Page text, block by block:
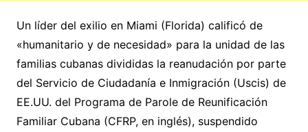
Un líder del exilio en Miami (Florida) calificó de
«humanitario y de necesidad» para la unidad de las
familias cubanas divididas la reanudación por parte
del Servicio de Ciudadanía e Inmigración (Uscis) de
EE.UU. del Programa de Parole de Reunificación
Familiar Cubana (CFRP, en inglés), suspendido